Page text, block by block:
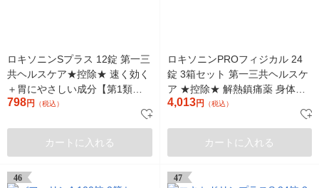
ロキソニンSプラス 12錠 第一三
共ヘルスケア★控除★ 速く効く
＋胃にやさしい成分【第1類医
薬品】
798円 （税込）
カートに入れる
ロキソニンPROフィジカル 24
錠 3箱セット 第一三共ヘルスケ
ア ★控除★ 解熱鎮痛薬 身体の
痛みに速く効く 腰痛 肩こり痛
4,013円 （税込）
カートに入れる
46 47